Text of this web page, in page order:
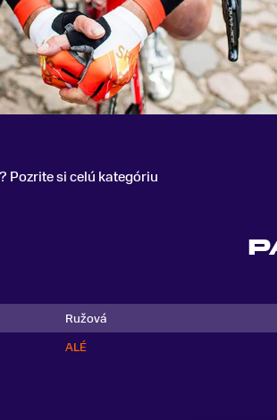
Pozrite si celú kategóriu
Ružová
ALÉ